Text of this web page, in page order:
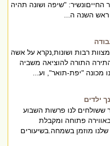
"שיפה ושונה תהיה
השנה ה...
רבות ושונות,נקרא על אשה
התורה להוציאה משביה
מכונה "יפת-תואר", וע...
ילדים
ששולחים לנו פרשות השבוע
פתוחה ומקבלת
מוזמן בשמחה.בשיעורים